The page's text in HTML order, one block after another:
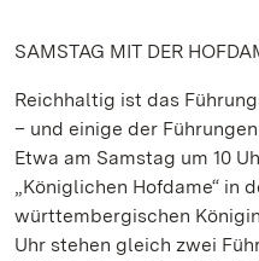
SAMSTAG MIT DER
Reichhaltig ist das
– und einige der
Etwa am Samstag um 10
„Königlichen Hofdame“ in
württembergischen
Uhr stehen gleich zwei